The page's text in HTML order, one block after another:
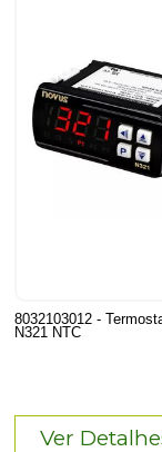
8032103012 -
N321 NTC
Ver